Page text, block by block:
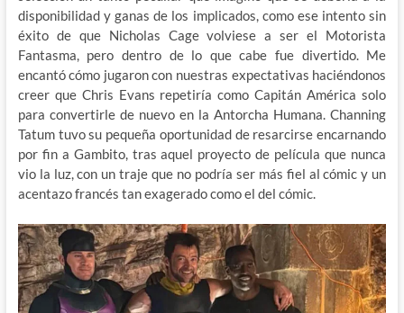
disponibilidad y ganas de los implicados, como ese intento sin
éxito de que Nicholas Cage volviese a ser el Motorista
Fantasma, pero dentro de lo que cabe fue divertido. Me
encantó cómo jugaron con nuestras expectativas haciéndonos
creer que Chris Evans repetiría como Capitán América solo
para convertirle de nuevo en la Antorcha Humana. Channing
Tatum tuvo su pequeña oportunidad de resarcirse encarnando
por fin a Gambito, tras aquel proyecto de película que nunca
vio la luz, con un traje que no podría ser más fiel al cómic y un
acentazo francés tan exagerado como el del cómic.